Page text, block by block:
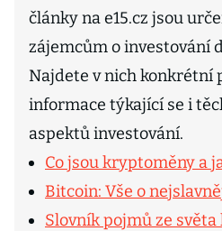
články na e15.cz jsou
zájemcům o investování
Najdete v nich konkrétní
informace týkající se i
aspektů investování.
Co jsou kryptoměny a
Bitcoin: Vše o
Slovník pojmů ze